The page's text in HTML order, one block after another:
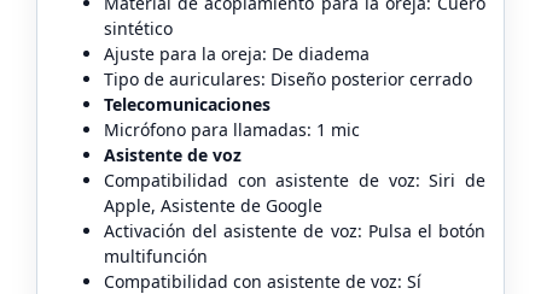
sintético
Ajuste para la oreja: De diadema
Tipo de auriculares: Diseño posterior cerrado
Telecomunicaciones
Micrófono para llamadas: 1 mic
Asistente de voz
Compatibilidad con asistente de voz: Siri de
Apple, Asistente de Google
Activación del asistente de voz: Pulsa el botón
multifunción
Compatibilidad con asistente de voz: Sí